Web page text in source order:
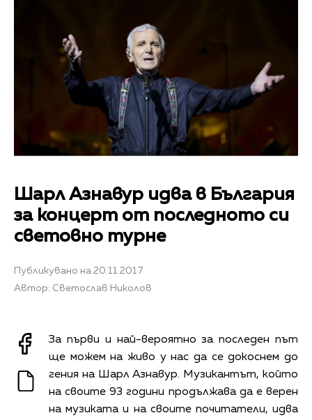
Шарл Азнавур идва в България
за концерт от последното си
световно турне
Публикувано на 20.11.2017
Автор: Светослав Николов
За първи и най-вероятно за последен път
ще можем на живо у нас да се докоснем до
гения на Шарл Азнавур. Музикантът, който
на своите 93 години продължава да е верен
на музиката и на своите почитатели, идва